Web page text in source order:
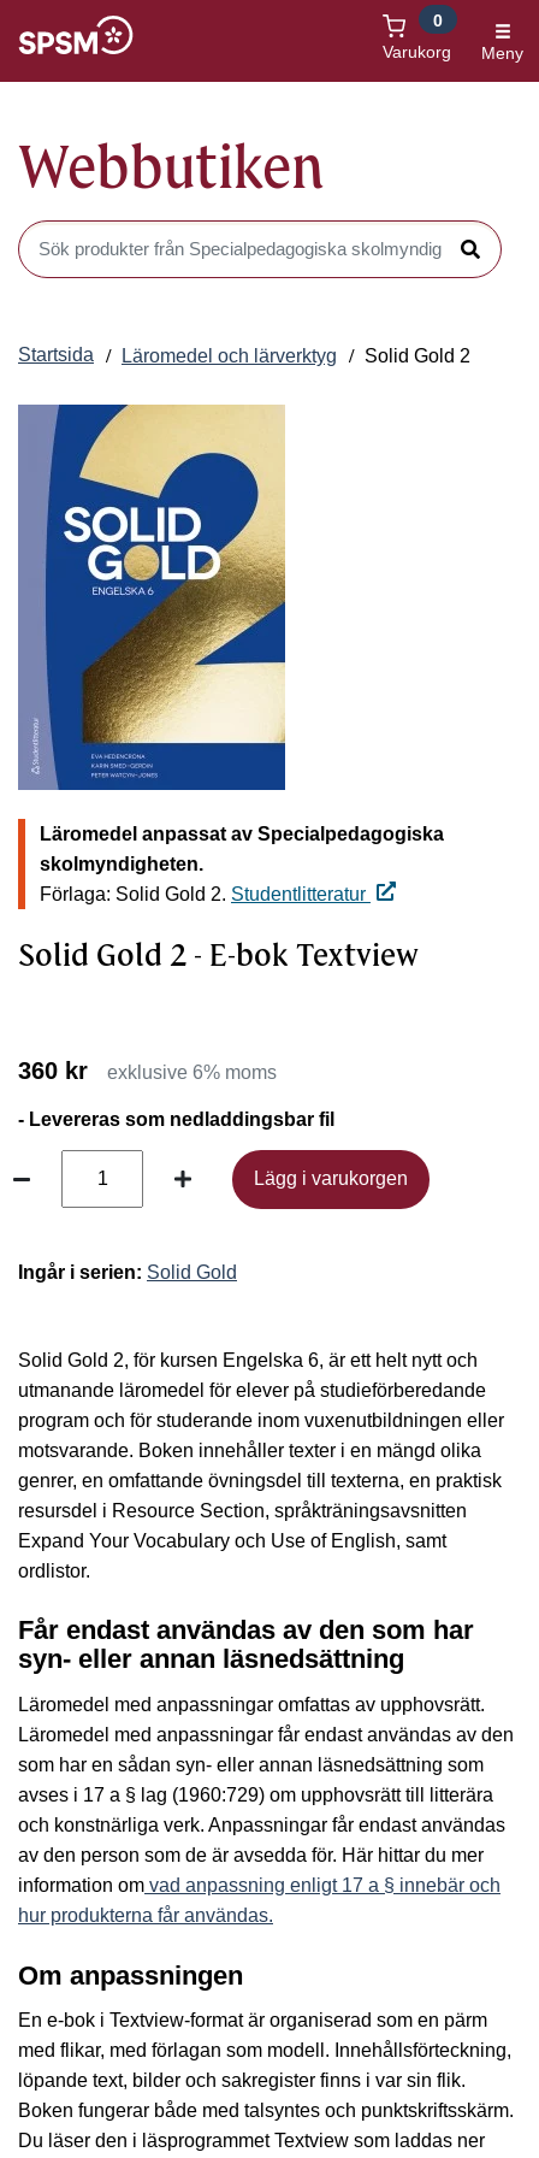
Varukorg
0
Meny
Webbutiken
Sök produkter i Webbutiken
Sök
Startsida Läromedel och lärverktyg Solid Gold 2
Läromedel anpassat av Specialpedagogiska
skolmyndigheten.
Förlaga: Solid Gold 2. Studentlitteratur
Solid Gold 2 - E-bok Textview
360 kr exklusive 6% moms
- Levereras som nedladdingsbar fil
Lägg i varukorgen
Lägg i varukorgen
Ingår i serien: Solid Gold
Solid Gold 2, för kursen Engelska 6, är ett helt nytt och
utmanande läromedel för elever på studieförberedande
program och för studerande inom vuxenutbildningen eller
motsvarande. Boken innehåller texter i en mängd olika
genrer, en omfattande övningsdel till texterna, en praktisk
resursdel i Resource Section, språktränings­avsnitten
Expand Your Vocabulary och Use of English, samt
ordlistor.
Får endast användas av den som har
syn- eller annan läsnedsättning
Läromedel med anpassningar omfattas av upphovsrätt.
Läromedel med anpassningar får endast användas av den
som har en sådan syn- eller annan läsnedsättning som
avses i 17 a § lag (1960:729) om upphovsrätt till litterära
och konstnärliga verk. Anpassningar får endast användas
av den person som de är avsedda för. Här hittar du mer
information om vad anpassning enligt 17 a § innebär och
hur produkterna får användas.
Om anpassningen
En e-bok i Textview-format är organiserad som en pärm
med flikar, med förlagan som modell. Innehållsförteckning,
löpande text, bilder och sakregister finns i var sin flik.
Boken fungerar både med talsyntes och punktskriftsskärm.
Du läser den i läsprogrammet Textview som laddas ner